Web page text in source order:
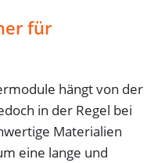
für
hängt von der
in der Regel bei
Materialien
eine lange und